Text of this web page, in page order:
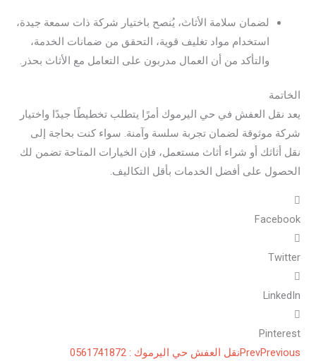
لضمان سلامة الأثاث، يُنصح باختيار شركة ذات سمعة جيدة،
استخدام مواد تغليف قوية، التحقق من ضمانات الخدمة،
والتأكد من أن العمال مدربون على التعامل مع الأثاث بحذر.
الخاتمة
يعد نقل العفش في حي اليرموك أمرًا يتطلب تخطيطًا جيدًا واختيار
شركة موثوقة لضمان تجربة سلسة وآمنة. سواء كنت بحاجة إلى
نقل أثاثك أو شراء أثاث مستعمل، فإن الخيارات المتاحة تضمن لك
الحصول على أفضل الخدمات بأقل التكاليف.
Facebook
Twitter
LinkedIn
Pinterest
PrevPrevious
نقل العفش حي اليرموك : 0561741872